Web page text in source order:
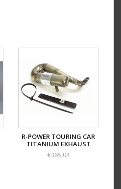
R-POWER TOURING CAR
TITANIUM EXHAUST
€365,04